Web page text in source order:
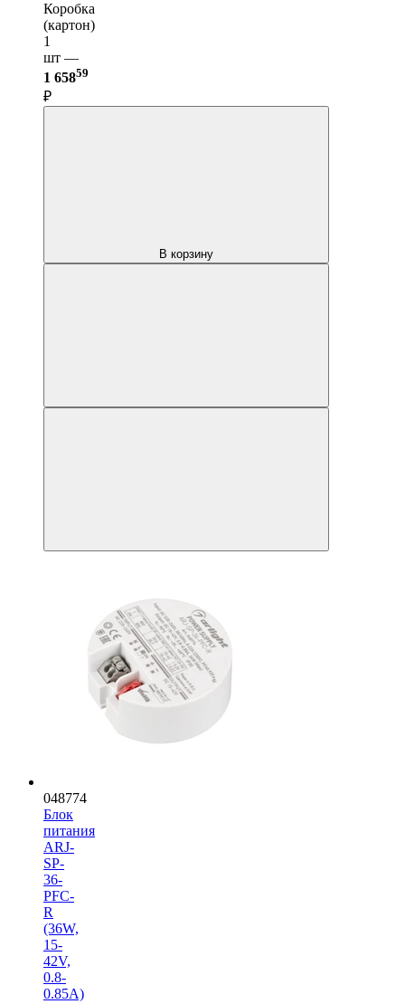
Коробка
(картон)
1
шт —
1 65859
₽
В корзину
048774
Блок
питания
ARJ-
SP-
36-
PFC-
R
(36W,
15-
42V,
0.8-
0.85A)